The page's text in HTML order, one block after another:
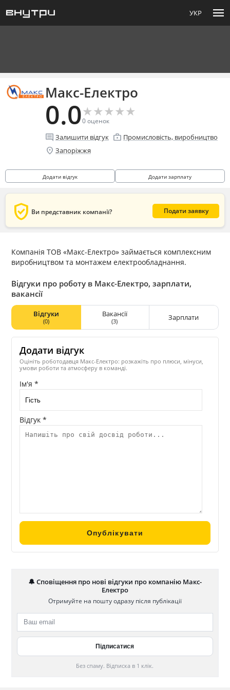
УКР menu
Макс-Електро
0.0★
★★
★★
★★
★★
★
0оценок
comment Залишити відгук enterprise Промисловість, виробництво
location_on Запоріжжя
Додати відгук Додати зарплату
verified_user Ви представник компанії? Подати заявку
Компанія ТОВ «Макс-Електро» займається комплексним
виробництвом та монтажем електрообладнання.
Відгуки про роботу в Макс-Електро, зарплати,
вакансії
Відгуки
(0)
Вакансії
(3) Зарплати
Додати відгук
Оцініть роботодавця Макс-Електро: розкажіть про плюси, мінуси,
умови роботи та атмосферу в команді.
Ім'я *
Відгук *
🔔 Сповіщення про нові відгуки про компанію Макс-
Електро
Отримуйте на пошту одразу після публікації
Без спаму. Відписка в 1 клік.